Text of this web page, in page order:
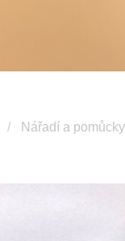
Nářadí a pomůcky